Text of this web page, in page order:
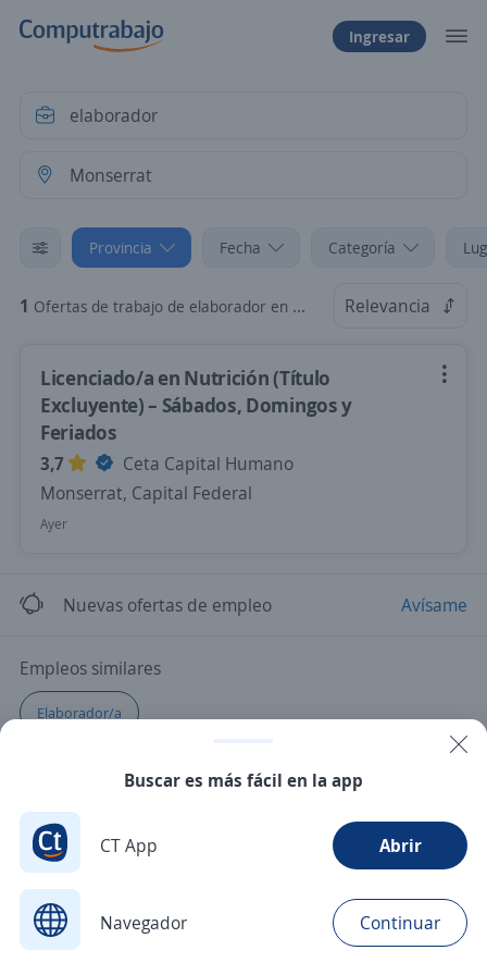
Ingresar
Provincia Fecha Categoría
1 Ofertas de trabajo de elaborador en Monserrat, Capital Federal Relevancia
Licenciado/a en Nutrición (Título
Excluyente) – Sábados, Domingos y
Feriados
3,7
Ceta Capital Humano
Monserrat, Capital Federal
Ayer
Nuevas ofertas de empleo Avísame
Empleos similares
Elaborador/a
Buscar es más fácil en la app
CT App Abrir
Navegador Continuar